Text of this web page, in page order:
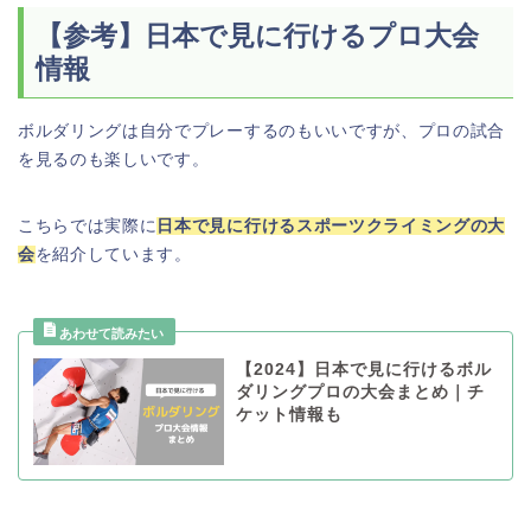
【参考】日本で見に行けるプロ大会
情報
ボルダリングは自分でプレーするのもいいですが、プロの試合
を見るのも楽しいです。
こちらでは実際に 日本で見に行けるスポーツクライミングの大
会を紹介しています。
【2024】日本で見に行けるボル
ダリングプロの大会まとめ｜チ
ケット情報も